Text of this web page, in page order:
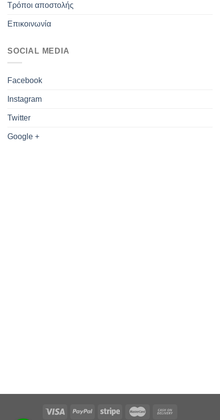
Τρόποι αποστολής
Επικοινωνία
SOCIAL MEDIA
Facebook
Instagram
Twitter
Google +